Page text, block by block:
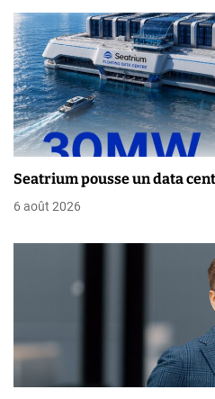
’
a
r
t
i
c
Seatrium pousse un data
6 août 2026